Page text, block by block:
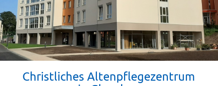
Christliches Altenpflegezentrum